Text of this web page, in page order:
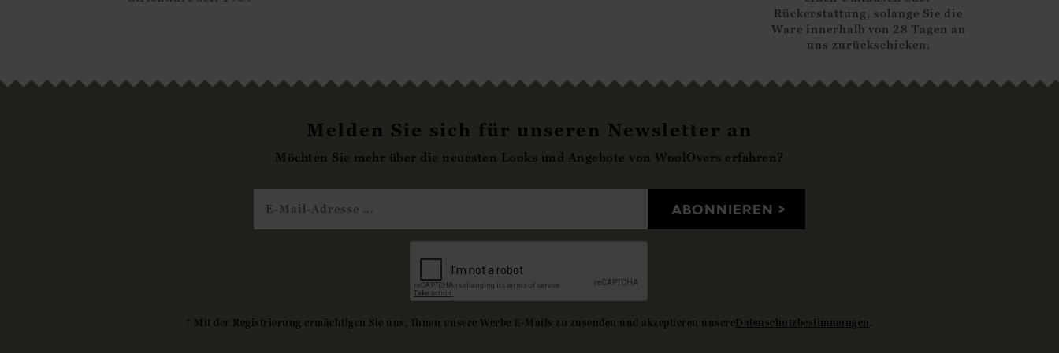
Rückerstattung, solange Sie die
Ware innerhalb von 28 Tagen an
uns zurückschicken.
Melden Sie sich für unseren Newsletter an
Möchten Sie mehr über die neuesten Looks und Angebote von WoolOvers erfahren?
ABONNIEREN
* Mit der Registrierung ermächtigen Sie uns, Ihnen unsere Werbe E-Mails zu zusenden und akzeptieren unsereDatenschutzbestimmungen .